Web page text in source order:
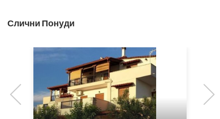
Слични Понуди
Previous